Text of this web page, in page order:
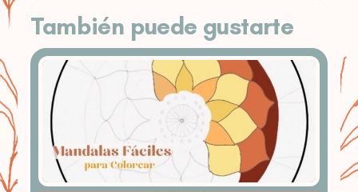
También puede gustarte